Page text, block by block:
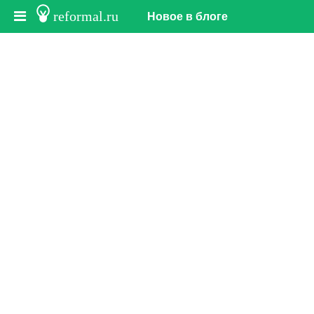
reformal.ru Новое в блоге